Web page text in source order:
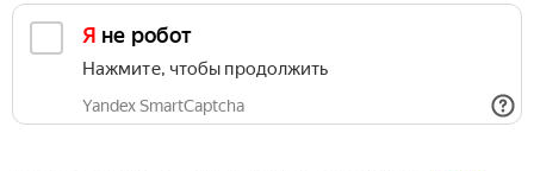
Я не робот
Нажмите, чтобы продолжить
Yandex SmartCaptcha